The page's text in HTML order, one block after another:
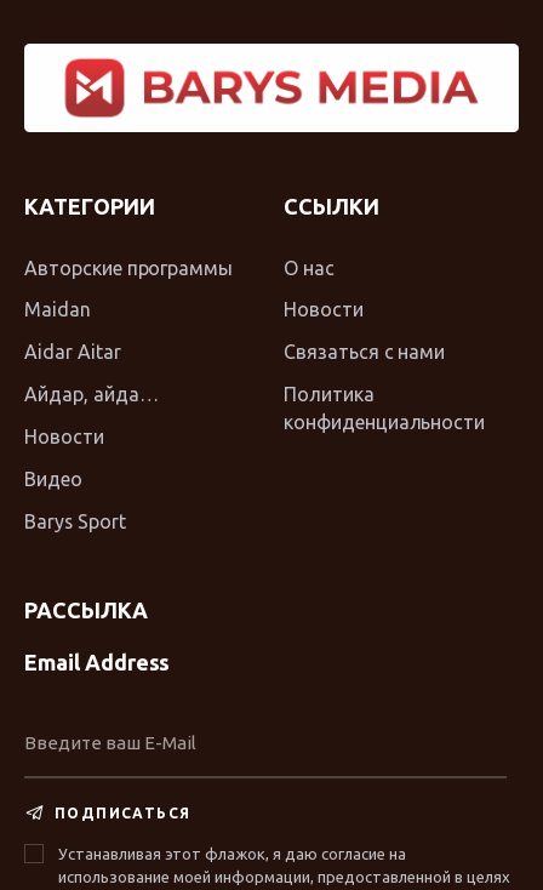
КАТЕГОРИИ
Авторские программы
Maidan
Aidar Aitar
Айдар, айда…
Новости
Видео
Barys Sport
ССЫЛКИ
О нас
Новости
Связаться с нами
Политика
конфиденциальности
РАССЫЛКА
Email Address
ПОДПИСАТЬСЯ
Устанавливая этот флажок, я даю согласие на
использование моей информации, предоставленной в целях